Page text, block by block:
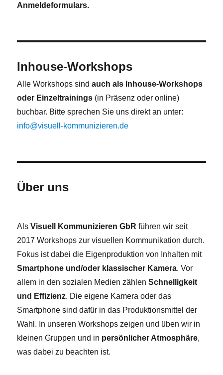
Anmeldeformulars.
Inhouse-Workshops
Alle Workshops sindauch als Inhouse-Workshops
oder Einzeltrainings (in Präsenz oder online)
buchbar. Bitte sprechen Sie uns direkt an unter:
info@visuell-kommunizieren.de
Über uns
AlsVisuell Kommunizieren GbR führen wir seit
2017 Workshops zur visuellen Kommunikation durch.
Fokus ist dabei die Eigenproduktion von Inhalten mit
Smartphone und/oder klassischer Kamera. Vor
allem in den sozialen Medien zählenSchnelligkeit
und Effizienz. Die eigene Kamera oder das
Smartphone sind dafür in das Produktionsmittel der
Wahl. In unseren Workshops zeigen und üben wir in
kleinen Gruppen und in persönlicher Atmosphäre,
was dabei zu beachten ist.